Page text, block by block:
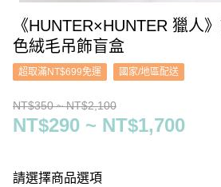
《HUNTER×HUNTER 獵人
色絨毛吊飾盲盒
超取滿NT$699免運 國家/地區配送
NT$350 ~ NT$2,100
NT$290 ~ NT$1,700
請選擇商品選項